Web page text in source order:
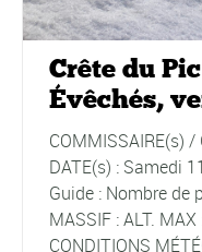
Crête du
Évêchés,
COMMISSAIRE(s)
DATE(s) : Samedi
Guide : Nombre de
MASSIF : ALT. MAX
CONDITIONS